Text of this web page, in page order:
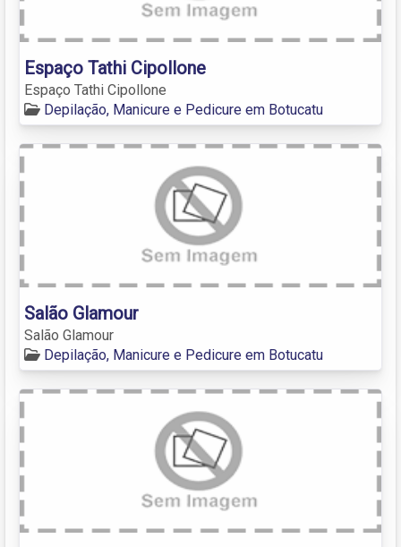
Espaço Tathi Cipollone
Espaço Tathi Cipollone
Depilação, Manicure e Pedicure em Botucatu
Salão Glamour
Salão Glamour
Depilação, Manicure e Pedicure em Botucatu